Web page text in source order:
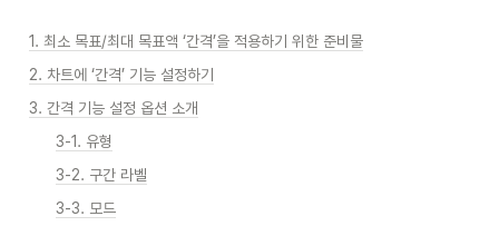
1. 최소 목표/최대 목표액 ‘간격’을 적용하기 위한 준비물
2. 차트에 ‘간격’ 기능 설정하기
3. 간격 기능 설정 옵션 소개
3-1. 유형
3-2. 구간 라벨
3-3. 모드